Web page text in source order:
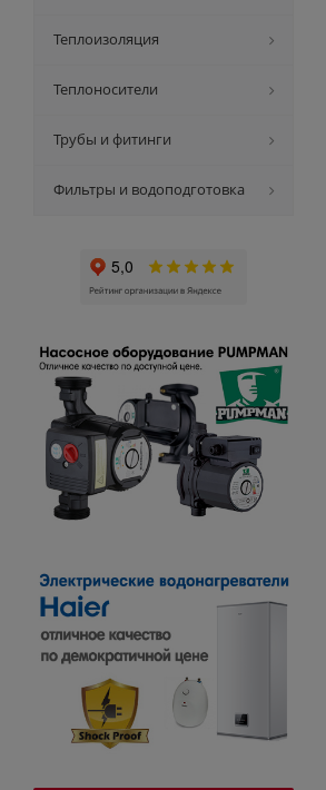
Теплоизоляция
Теплоносители
Трубы и фитинги
Фильтры и водоподготовка